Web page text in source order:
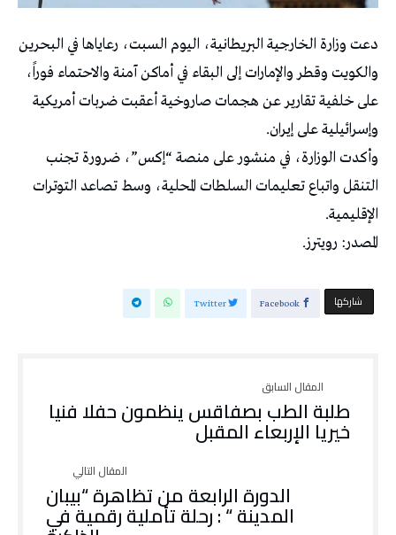
دعت وزارة الخارجية البريطانية، اليوم السبت، رعاياها في البحرين
والكويت وقطر والإمارات إلى البقاء في أماكن آمنة والاحتماء فوراً،
على خلفية تقارير عن هجمات صاروخية أعقبت ضربات أمريكية
وإسرائيلية على إيران.
وأكدت الوزارة، في منشور على منصة “إكس”، ضرورة تجنب
التنقل واتباع تعليمات السلطات المحلية، وسط تصاعد التوترات
الإقليمية.
المصدر: رويترز.
‫‫ شاركها‬ Facebook
Twitter
طلبة الطب بصفاقس ينظمون حفلا فنيا
خيريا الإربعاء المقبل
الدورة الرابعة من تظاهرة “بيبان
المدينة “ : رحلة تأملية رقمية في